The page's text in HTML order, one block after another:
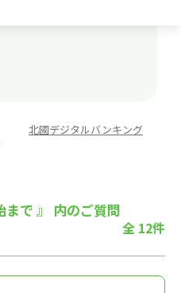
北國デジタルバンキング
まで 』 内のご質問
全 12件